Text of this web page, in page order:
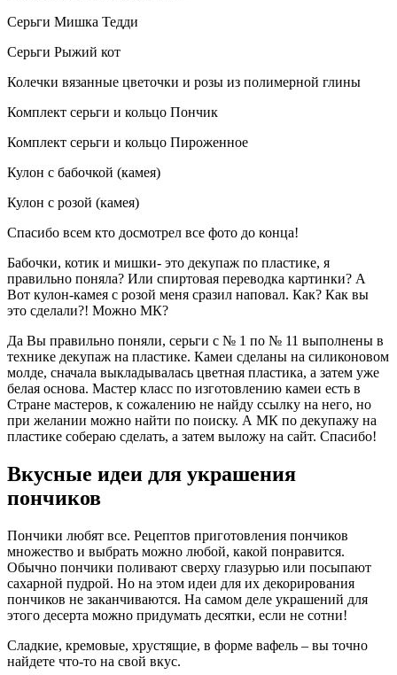
Серьги Мишка Тедди
Серьги Рыжий кот
Колечки вязанные цветочки и розы из полимерной глины
Комплект серьги и кольцо Пончик
Комплект серьги и кольцо Пироженное
Кулон с бабочкой (камея)
Кулон с розой (камея)
Спасибо всем кто досмотрел все фото до конца!
Бабочки, котик и мишки- это декупаж по пластике, я
правильно поняла? Или спиртовая переводка картинки? А
Вот кулон-камея с розой меня сразил наповал. Как? Как вы
это сделали?! Можно МК?
Да Вы правильно поняли, серьги с № 1 по № 11 выполнены в
технике декупаж на пластике. Камеи сделаны на силиконовом
молде, сначала выкладывалась цветная пластика, а затем уже
белая основа. Мастер класс по изготовлению камеи есть в
Стране мастеров, к сожалению не найду ссылку на него, но
при желании можно найти по поиску. А МК по декупажу на
пластике собераю сделать, а затем выложу на сайт. Спасибо!
Вкусные идеи для украшения
пончиков
Пончики любят все. Рецептов приготовления пончиков
множество и выбрать можно любой, какой понравится.
Обычно пончики поливают сверху глазурью или посыпают
сахарной пудрой. Но на этом идеи для их декорирования
пончиков не заканчиваются. На самом деле украшений для
этого десерта можно придумать десятки, если не сотни!
Сладкие, кремовые, хрустящие, в форме вафель – вы точно
найдете что-то на свой вкус.